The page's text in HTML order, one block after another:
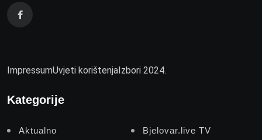
ImpressumUvjeti korištenja Izbori 2024.
Kategorije
Aktualno Bjelovar.live TV